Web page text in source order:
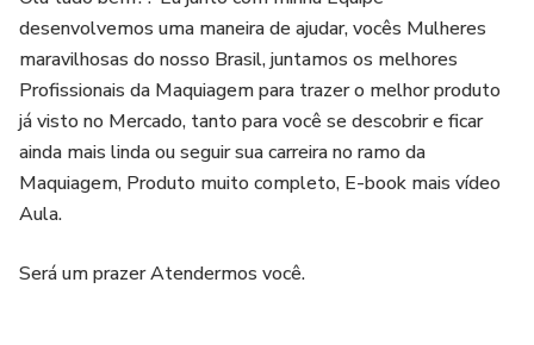
desenvolvemos uma maneira de ajudar, vocês Mulheres
maravilhosas do nosso Brasil, juntamos os melhores
Profissionais da Maquiagem para trazer o melhor produto
já visto no Mercado, tanto para você se descobrir e ficar
ainda mais linda ou seguir sua carreira no ramo da
Maquiagem, Produto muito completo, E-book mais vídeo
Aula.
Será um prazer Atendermos você.